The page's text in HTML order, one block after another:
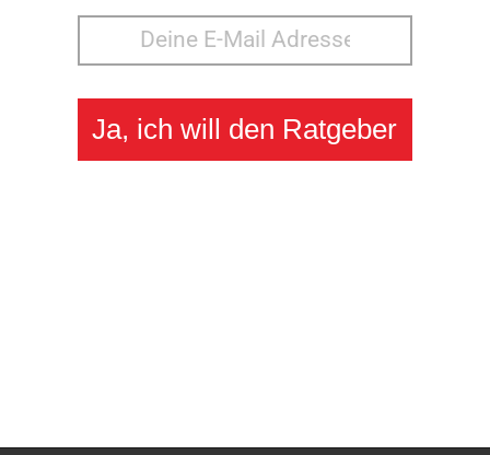
Ja, ich will den Ratgeber